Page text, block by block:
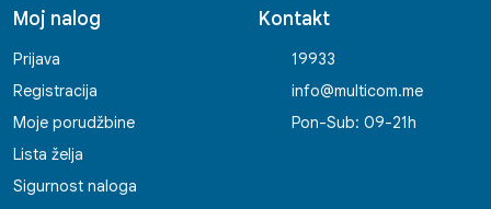
Moj nalog
Prijava
Registracija
Moje porudžbine
Lista želja
Sigurnost naloga
Kontakt
19933
info@multicom.me
Pon-Sub: 09-21h